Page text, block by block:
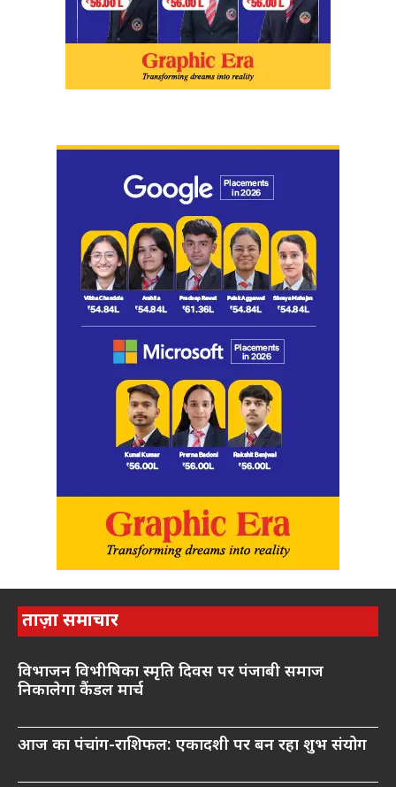
ताज़ा समाचार
विभाजन विभीषिका स्मृति दिवस पर पंजाबी समाज
निकालेगा कैंडल मार्च
आज का पंचांग-राशिफल: एकादशी पर बन रहा शुभ संयोग